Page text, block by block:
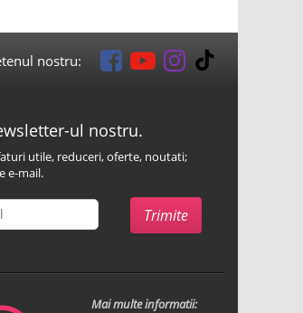
nostru:
ul nostru.
utile, reduceri, oferte, noutati;
e-mail.
Mai multe informatii: